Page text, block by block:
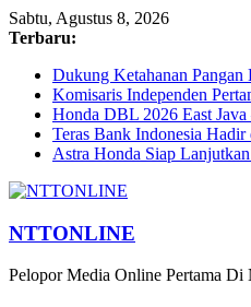
Sabtu, Agustus 8, 2026
Terbaru:
Dukung Ketahanan
Komisaris Independen
Honda DBL 2026 East
Teras Bank Indonesia
Astra Honda Siap
NTTONLINE
Pelopor Media Online Pertama Di